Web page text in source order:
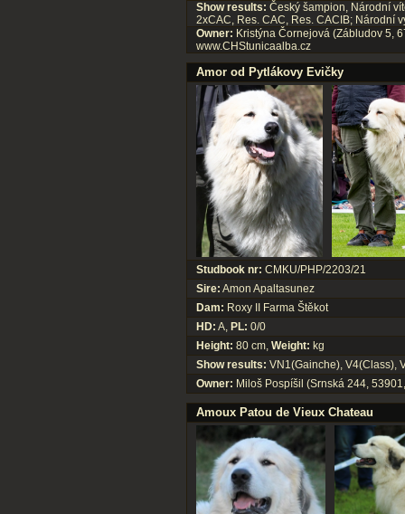
Show results: Český šampion, Národní
2xCAC, Res. CAC, Res. CACIB; Národní
Owner: Kristýna Čornejová (Zábludov 5,
www.CHStunicaalba.cz
Amor od Pytlákovy Evičky
Studbook nr: CMKU/PHP/2203/21
Sire: Amon Apaltasunez
Dam: Roxy II Farma Štěkot
HD: A, PL: 0/0
Height: 80 cm, Weight: kg
Show results: VN1(Gainche), V4(Class),
Owner: Miloš Pospíšil (Srnská 244,
Amoux Patou de Vieux Chateau